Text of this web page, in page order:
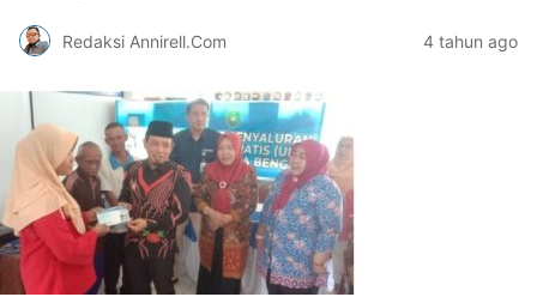
Redaksi Annirell.Com 4 tahun ago